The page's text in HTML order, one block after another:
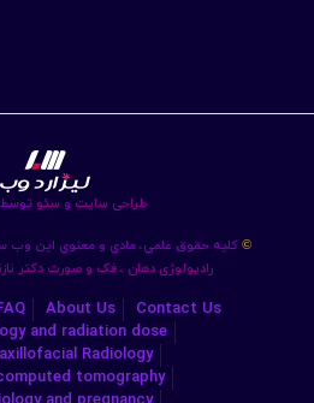
طراحی سایت و سئو توسط
© کلیه حقوق علمی، مادی و معنوی این وب
رادیولوژی دهان ، فک و صورت دکتر
Contact Us
About Us
and radiation dose
Radiology
tomography